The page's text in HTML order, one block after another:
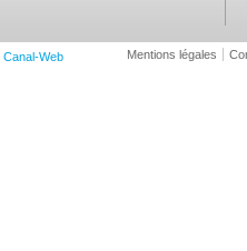
Canal-Web Mentions légales